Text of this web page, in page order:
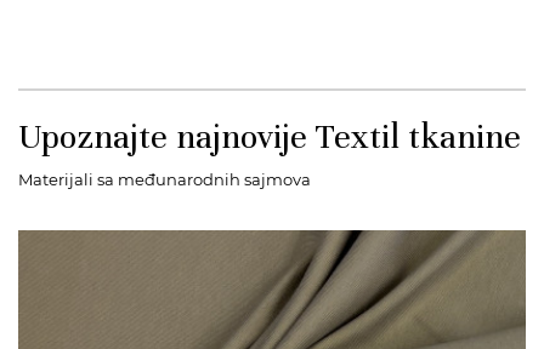
Upoznajte najnovije Textil tkanine
Materijali sa međunarodnih sajmova